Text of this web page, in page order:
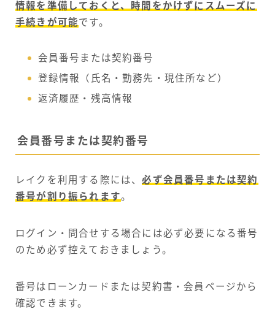
情報を準備しておくと、時間をかけずにスムーズに
手続きが可能です。
会員番号または契約番号
登録情報（氏名・勤務先・現住所など）
返済履歴・残高情報
会員番号または契約番号
レイクを利用する際には、必ず会員番号または契約
番号が割り振られます。
ログイン・問合せする場合には必ず必要になる番号
のため必ず控えておきましょう。
番号はローンカードまたは契約書・会員ページから
確認できます。